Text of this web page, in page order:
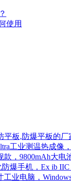
使用
平板,防爆平板的厂
工业测温热成像
款，9800mAh大电
爆手机，Ex ib
业电脑，